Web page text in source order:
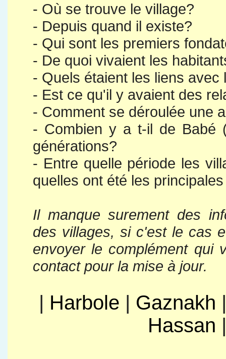
- Où se trouve le village?
- Depuis quand il existe?
- Qui sont les premiers
- De quoi vivaient les
- Quels étaient les liens avec
- Est ce qu'il y avaient des
- Comment se déroulée une
- Combien y a t-il de Babé
générations?
- Entre quelle période les
quelles ont été les
Il manque surement des
des villages, si c'est le cas
envoyer le complément qui
contact pour la mise à jour.
| Harbole | Gaznakh
Hassan